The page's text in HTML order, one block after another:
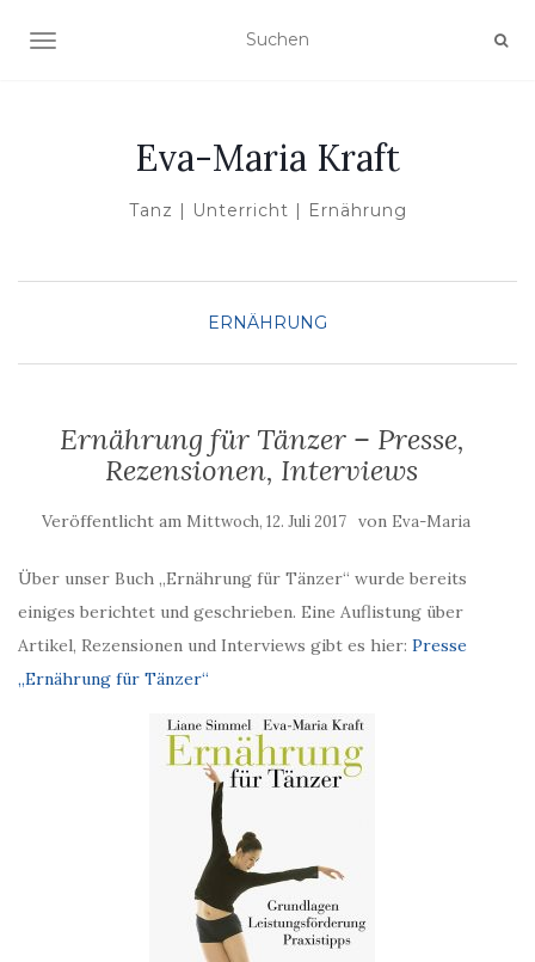
NAVIGATION UMSCHALTEN
Eva-Maria Kraft
Tanz | Unterricht | Ernährung
ERNÄHRUNG
Ernährung für Tänzer – Presse,
Rezensionen, Interviews
Veröffentlicht am Mittwoch, 12. Juli 2017 von Eva-Maria
Über unser Buch „Ernährung für Tänzer“ wurde bereits
einiges berichtet und geschrieben. Eine Auflistung über
Artikel, Rezensionen und Interviews gibt es hier: Presse
„Ernährung für Tänzer“